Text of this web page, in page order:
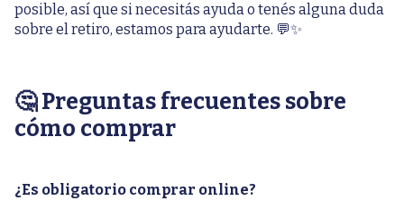
posible, así que si necesitás ayuda o tenés alguna duda
sobre el retiro, estamos para ayudarte. 💬✨
🤔 Preguntas frecuentes sobre
cómo comprar
¿Es obligatorio comprar online?